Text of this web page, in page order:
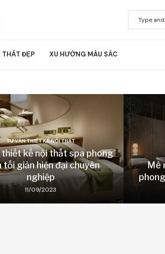
THẤT ĐẸP XU HƯỚNG MÀU SẮC
TƯ VẤN THIẾT KẾ NỘI THẤT
thiết kế nội thất spa phong
tối giản hiện đại chuyên
nghiệp
11/09/2023
Mê